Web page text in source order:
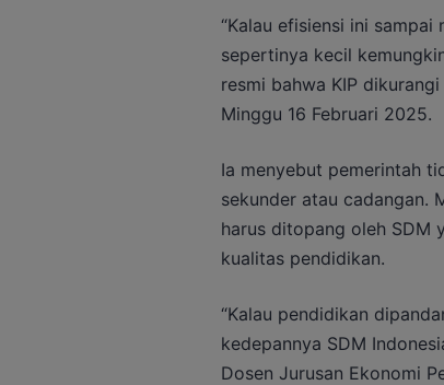
“Kalau efisiensi ini
sepertinya kecil
resmi bahwa KIP
Minggu 16 Februari 2025.
Ia menyebut pemerintah
sekunder atau cadangan.
harus ditopang oleh SDM
kualitas pendidikan.
“Kalau pendidikan
kedepannya SDM
Dosen Jurusan Ekonomi